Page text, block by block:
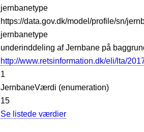
jernbanetype
https://data.gov.dk/model/profile/sn/
jernbanetype
underinddeling af Jernbane på
http://www.retsinformation.dk/eli/lta/
1
JernbaneVærdi (enumeration)
15
Se listede værdier